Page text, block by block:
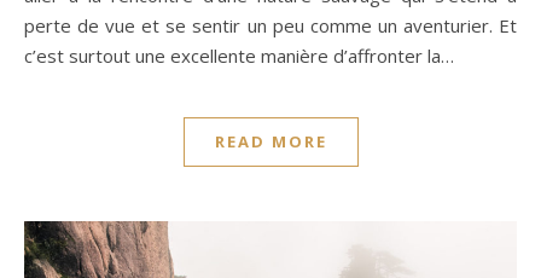
perte de vue et se sentir un peu comme un aventurier. Et
c’est surtout une excellente manière d’affronter la…
READ MORE